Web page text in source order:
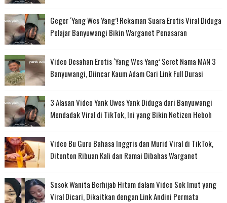
Geger ‘Yang Wes Yang’! Rekaman Suara Erotis Viral Diduga
Pelajar Banyuwangi Bikin Warganet Penasaran
Video Desahan Erotis ‘Yang Wes Yang’ Seret Nama MAN 3
Banyuwangi, Diincar Kaum Adam Cari Link Full Durasi
3 Alasan Video Yank Uwes Yank Diduga dari Banyuwangi
Mendadak Viral di TikTok, Ini yang Bikin Netizen Heboh
Video Bu Guru Bahasa Inggris dan Murid Viral di TikTok,
Ditonton Ribuan Kali dan Ramai Dibahas Warganet
Sosok Wanita Berhijab Hitam dalam Video Sok Imut yang
Viral Dicari, Dikaitkan dengan Link Andini Permata